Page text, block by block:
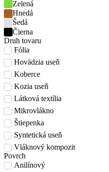
Zelená
Hnedá
Šedá
Čierna
Druh tovaru
Fólia
Hovädzia useň
Koberce
Kozia useň
Látková textília
Mikrovlákno
Štiepenka
Syntetická useň
Vláknový kompozit
Povrch
Anilínový